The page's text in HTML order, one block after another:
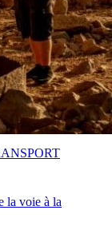
la voie à la